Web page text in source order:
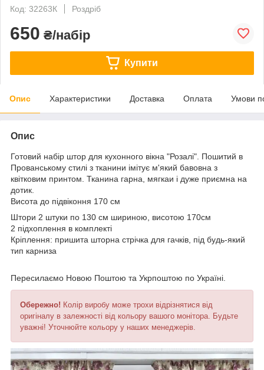
Код: 32263К
Роздріб
650 ₴/набір
Купити
Опис Характеристики Доставка Оплата Умови
Опис
Готовий набір штор для кухонного вікна "Розалі". Пошитий в
Прованському стилі з тканини імітує м'який бавовна з
квітковим принтом. Тканина гарна, мягкаи і дуже приємна на
дотик.
Висота до підвіконня 170 см
Штори 2 штуки по 130 см шириною, висотою 170см
2 підхоплення в комплекті
Кріплення: пришита шторна стрічка для гачків, під будь-який
тип карниза
Пересилаємо Новою Поштою та Укрпоштою по Україні.
Обережно! Колір виробу може трохи відрізнятися від
оригіналу в залежності від кольору вашого монітора. Будьте
уважні! Уточнюйте кольору у наших менеджерів.